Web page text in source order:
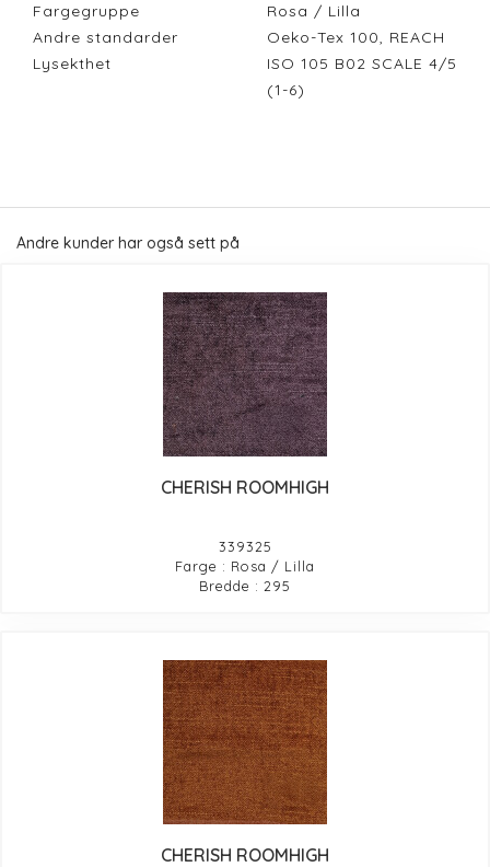
Fargegruppe
Rosa / Lilla
Andre standarder
Oeko-Tex 100, REACH
Lysekthet
ISO 105 B02 SCALE 4/5
(1-6)
Andre kunder har også sett på
CHERISH ROOMHIGH
339325
Farge : Rosa / Lilla
Bredde : 295
CHERISH ROOMHIGH